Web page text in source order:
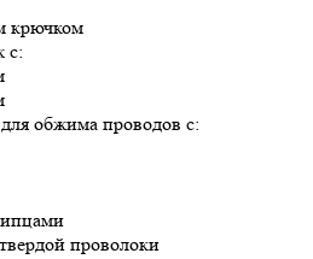
крючком
с:
обжима проводов с:
проволоки